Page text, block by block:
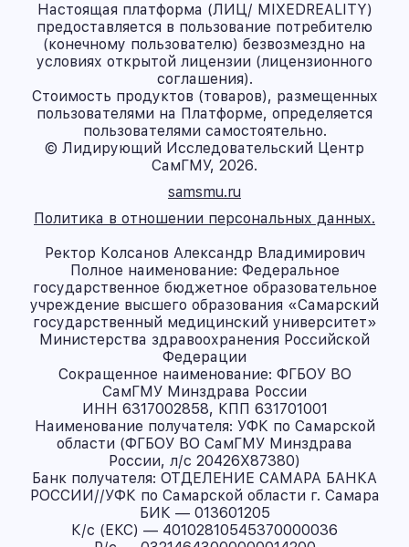
Настоящая платформа (ЛИЦ/ MIXEDREALITY)
предоставляется в пользование потребителю
(конечному пользователю) безвозмездно на
условиях открытой лицензии (лицензионного
соглашения).
Стоимость продуктов (товаров), размещенных
пользователями на Платформе, определяется
пользователями самостоятельно.
© Лидирующий Исследовательский Центр
СамГМУ, 2026.
samsmu.ru
Политика в отношении персональных данных.
Ректор Колсанов Александр Владимирович
Полное наименование: Федеральное
государственное бюджетное образовательное
учреждение высшего образования «Самарский
государственный медицинский университет»
Министерства здравоохранения Российской
Федерации
Сокращенное наименование: ФГБОУ ВО
СамГМУ Минздрава России
ИНН 6317002858, КПП 631701001
Наименование получателя: УФК по Самарской
области (ФГБОУ ВО СамГМУ Минздрава
России, л/с 20426X87380)
Банк получателя: ОТДЕЛЕНИЕ САМАРА БАНКА
РОССИИ//УФК по Самарской области г. Самара
БИК — 013601205
К/с (ЕКС) — 40102810545370000036